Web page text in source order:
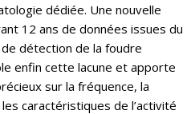
dédiée. Une nouvelle
12 ans de données issues du
détection de la foudre
enfin cette lacune et apporte
sur la fréquence, la
caractéristiques de l’activité